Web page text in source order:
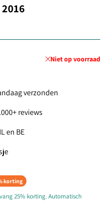
Niet op voorraad
verzonden
reviews
en BE
korting
25% korting. Automatisch